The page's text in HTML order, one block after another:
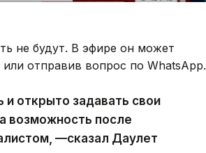
не будут. В эфире он может
отправив вопрос по WhatsApp.
открыто задавать свои
возможность после
—сказал Даулет